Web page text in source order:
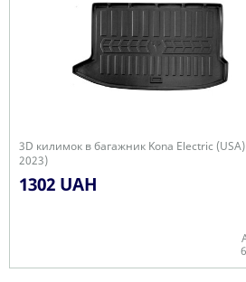
3D килимок в багажник Kona Electric
2023)
1302 UAH